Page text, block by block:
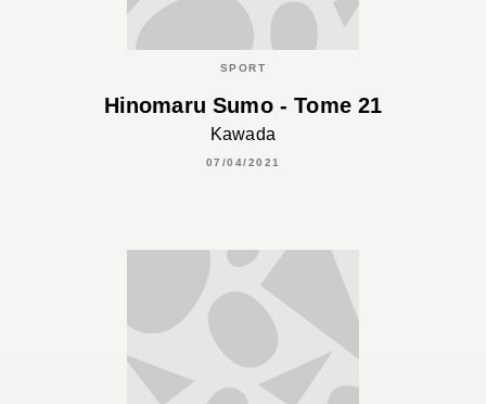
SPORT
Hinomaru Sumo - Tome 21
Kawada
07/04/2021